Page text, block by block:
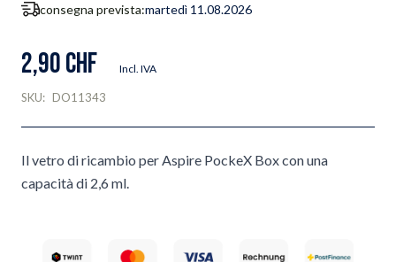
consegna prevista:martedì 11.08.2026
2,90 CHF Incl. IVA
SKU: DO11343
Il vetro di ricambio per Aspire PockeX Box con una
capacità di 2,6 ml.